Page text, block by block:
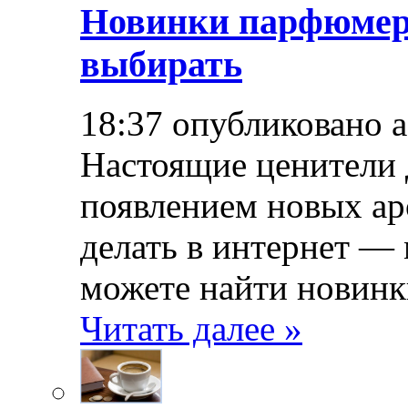
Новинки
выбирать
18:37 опубликовано
Настоящие ценители
появлением новых
делать в интернет —
можете найти
Читать далее »